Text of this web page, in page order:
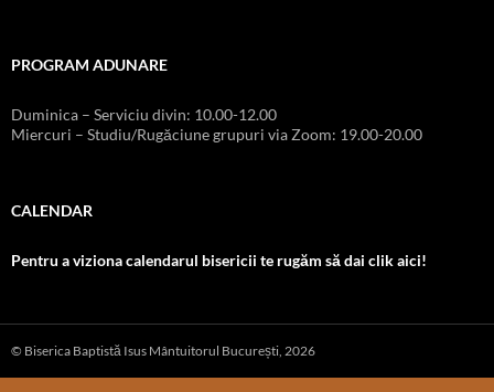
PROGRAM ADUNARE
Duminica – Serviciu divin: 10.00-12.00
Miercuri – Studiu/Rugăciune grupuri via Zoom: 19.00-20.00
CALENDAR
Pentru a viziona calendarul bisericii te rugăm să dai clik aici!
© Biserica Baptistă Isus Mântuitorul București, 2026